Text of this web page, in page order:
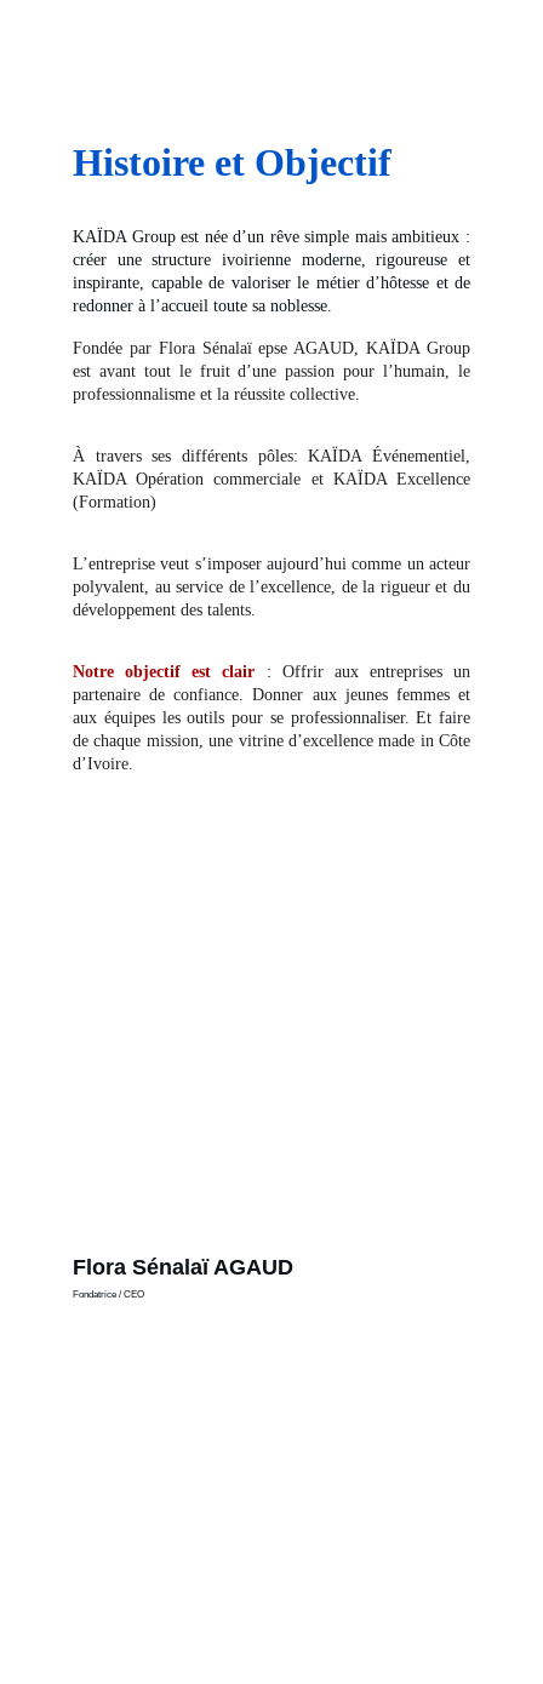
Histoire et Objectif
KAÏDA Group est née d’un rêve simple mais ambitieux :
créer une structure ivoirienne moderne, rigoureuse et
inspirante, capable de valoriser le métier d’hôtesse et de
redonner à l’accueil toute sa noblesse.
Fondée par Flora Sénalaï epse AGAUD, KAÏDA Group
est avant tout le fruit d’une passion pour l’humain, le
professionnalisme et la réussite collective.
À travers ses différents pôles: KAÏDA Événementiel,
KAÏDA Opération commerciale et KAÏDA Excellence
(Formation)
L’entreprise veut s’imposer aujourd’hui comme un acteur
polyvalent, au service de l’excellence, de la rigueur et du
développement des talents.
Notre objectif est clair : Offrir aux entreprises un
partenaire de confiance. Donner aux jeunes femmes et
aux équipes les outils pour se professionnaliser. Et faire
de chaque mission, une vitrine d’excellence made in Côte
d’Ivoire.
Flora Sénalaï AGAUD
Fondatrice / CEO